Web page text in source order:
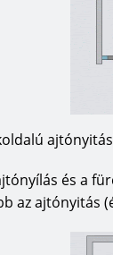
és a
az ajtónyitás